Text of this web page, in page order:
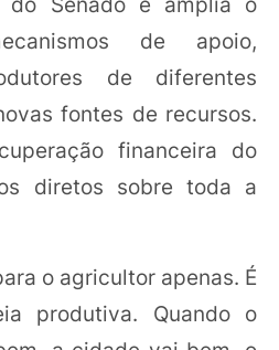
de apoio,
de diferentes
fontes de recursos.
financeira do
diretos sobre toda a
o agricultor apenas. É
produtiva. Quando o